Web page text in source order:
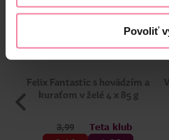
Povoliť
Felix Fantastic s hovädzím a
kuraťom v želé 4 x 85 g
3,99 Teta klub